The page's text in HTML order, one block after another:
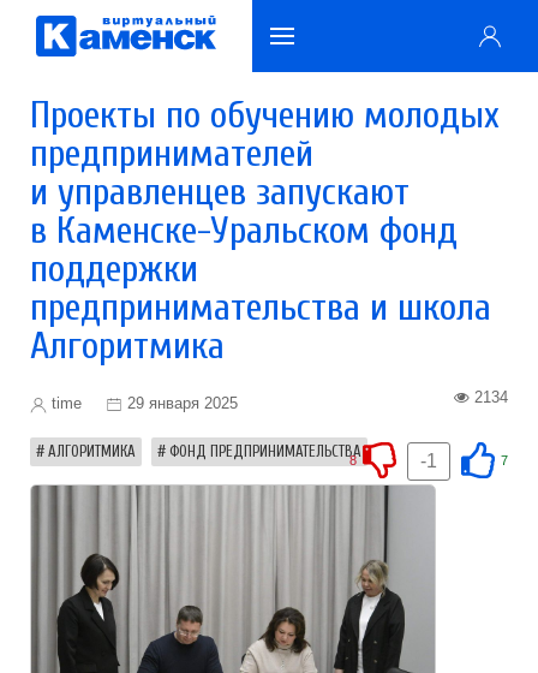
Проекты по обучению молодых
предпринимателей
и управленцев запускают
в Каменске-Уральском фонд
поддержки
предпринимательства и школа
Алгоритмика
time 29 января 2025 2134
АЛГОРИТМИКА ФОНД ПРЕДПРИНИМАТЕЛЬСТВА 7
-1
8